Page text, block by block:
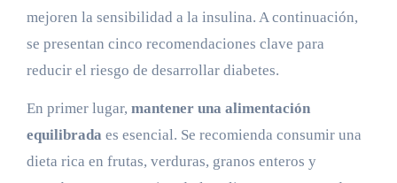
mejoren la sensibilidad a la insulina. A continuación,
se presentan cinco recomendaciones clave para
reducir el riesgo de desarrollar diabetes.
En primer lugar, mantener una alimentación
equilibrada es esencial. Se recomienda consumir una
dieta rica en frutas, verduras, granos enteros y